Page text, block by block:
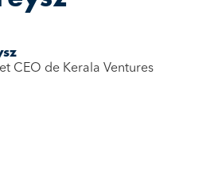
CEO de Kerala Ventures